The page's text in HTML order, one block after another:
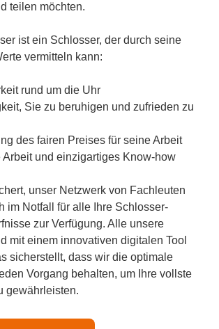
teilen möchten.
ist ein Schlosser, der durch seine
vermitteln kann:
rund um die Uhr
Sie zu beruhigen und zufrieden zu
des fairen Preises für seine Arbeit
Arbeit und einzigartiges Know-how
unser Netzwerk von Fachleuten
im Notfall für alle Ihre Schlosser-
zur Verfügung. Alle unsere
mit einem innovativen digitalen Tool
sicherstellt, dass wir die optimale
Vorgang behalten, um Ihre vollste
gewährleisten.